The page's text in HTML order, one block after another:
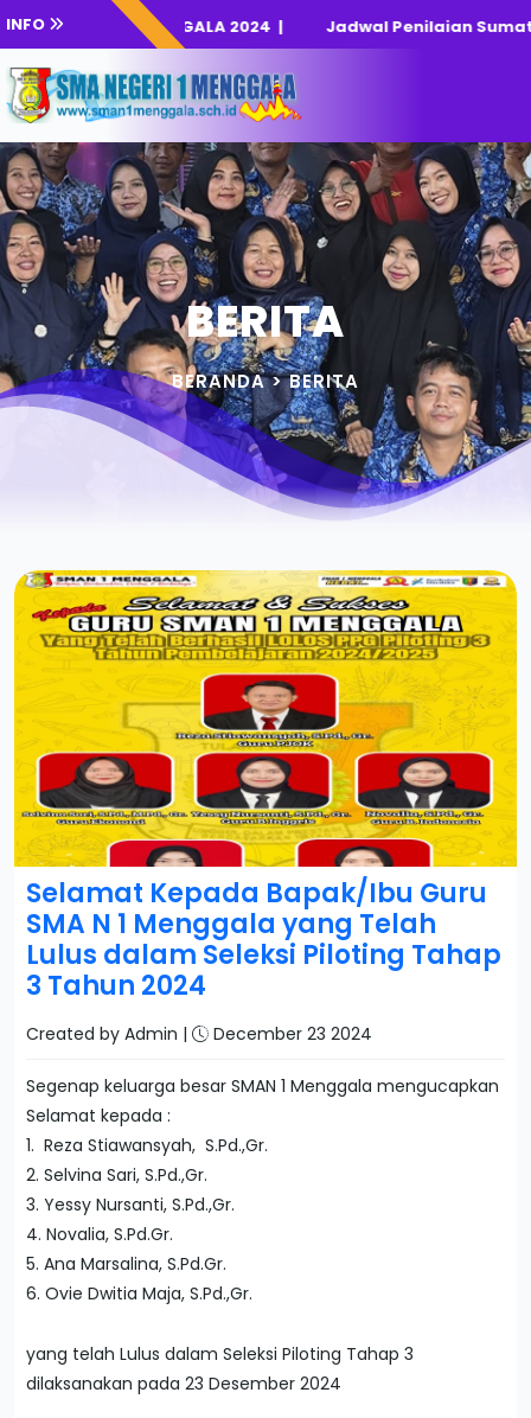
INFOSMAN 1 MENGGALA 2024| Jadwal Penilaian Sumatif
BERITA
BERANDA > BERITA
Selamat Kepada Bapak/Ibu Guru
SMA N 1 Menggala yang Telah
Lulus dalam Seleksi Piloting Tahap
3 Tahun 2024
Created by Admin | December 23 2024
Segenap keluarga besar SMAN 1 Menggala mengucapkan
Selamat kepada :
1. Reza Stiawansyah, S.Pd.,Gr.
2. Selvina Sari, S.Pd.,Gr.
3. Yessy Nursanti, S.Pd.,Gr.
4. Novalia, S.Pd.Gr.
5. Ana Marsalina, S.Pd.Gr.
6. Ovie Dwitia Maja, S.Pd.,Gr.
yang telah Lulus dalam Seleksi Piloting Tahap 3
dilaksanakan pada 23 Desember 2024